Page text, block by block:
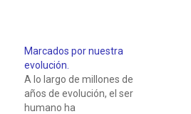
Marcados por nuestra
evolución.
A lo largo de millones de
años de evolución, el ser
humano ha